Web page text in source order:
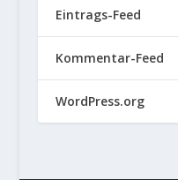
Eintrags-Feed
Kommentar-Feed
WordPress.org